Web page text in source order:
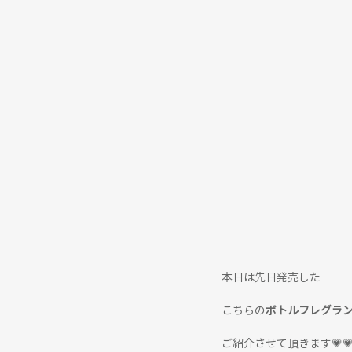
本日は先日発売した
こちらの ボトルフレグラ
ご紹介させて頂きます💗💗